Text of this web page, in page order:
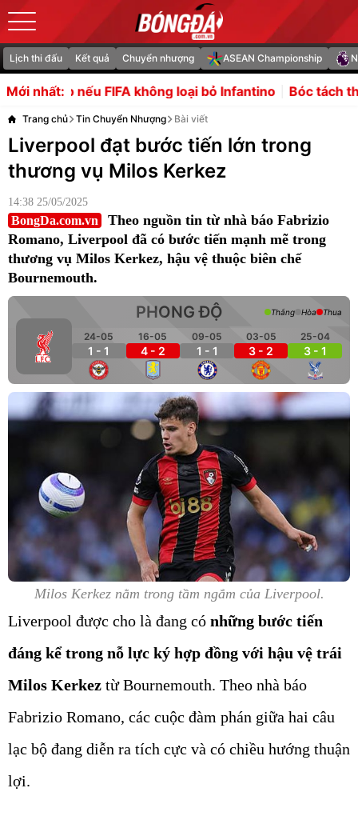
Lịch thi đấu Kết quả Chuyển nhượng ASEAN Championship
Mới nhất:
không loại bỏ Infantino Bóc tách thương vụ Rodri từ
Trang chủ Tin Chuyển Nhượng Bài viết
Liverpool đạt bước tiến lớn trong
thương vụ Milos Kerkez
14:38 25/05/2025
BongDa.com.vn
Theo nguồn tin từ nhà báo Fabrizio
Romano, Liverpool đã có bước tiến mạnh mẽ trong
thương vụ Milos Kerkez, hậu vệ thuộc biên chế
Bournemouth.
PHONG ĐỘ
24-05
1 - 1
16-05
4 - 2
09-05
1 - 1
03-05
3 - 2
25-04
3 - 1
Thắng Hòa Thua
Milos Kerkez nằm trong tầm ngắm của Liverpool.
Liverpool được cho là đang có những bước tiến
đáng kể trong nỗ lực ký hợp đồng với hậu vệ trái
Milos Kerkez từ Bournemouth. Theo nhà báo
Fabrizio Romano, các cuộc đàm phán giữa hai câu
lạc bộ đang diễn ra tích cực và có chiều hướng thuận
lợi.